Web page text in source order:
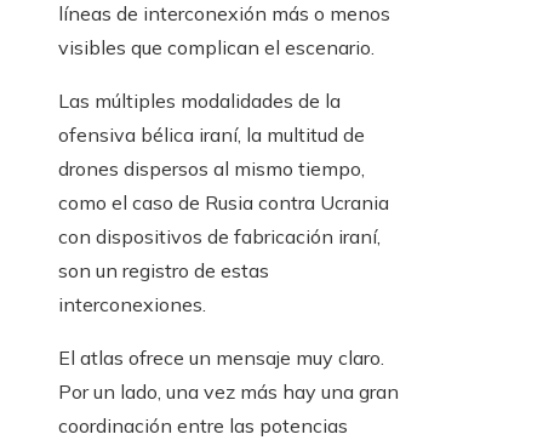
líneas de interconexión más o menos
visibles que complican el escenario.
Las múltiples modalidades de la
ofensiva bélica iraní, la multitud de
drones dispersos al mismo tiempo,
como el caso de Rusia contra Ucrania
con dispositivos de fabricación iraní,
son un registro de estas
interconexiones.
El atlas ofrece un mensaje muy claro.
Por un lado, una vez más hay una gran
coordinación entre las potencias